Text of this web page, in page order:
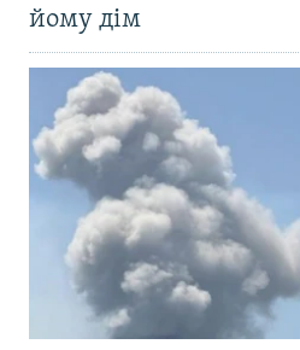
йому дім